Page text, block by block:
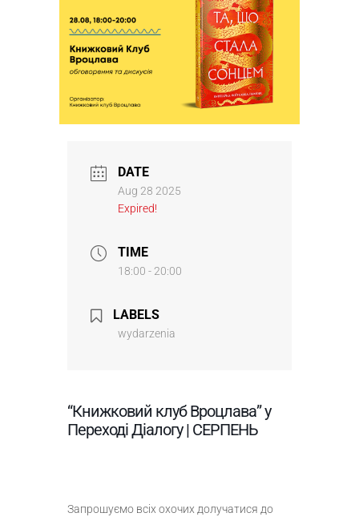
DATE
Aug 28 2025
Expired!
TIME
18:00 - 20:00
LABELS
wydarzenia
“Книжковий клуб Вроцлава” у
Переході Діалогу | СЕРПЕНЬ
Запрошуємо всіх охочих долучатися до